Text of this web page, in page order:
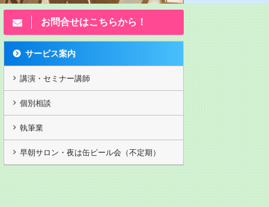
2 九州ベンチャー
チェスター竹田の
顧客戦略/感謝は態
法則 5,250円(税抜)
要な顧客戦略。一
独立起業塾 九州ベンチャー
第１回独立起業塾【私の人生逆
転起業物語】 5,250円(税抜)
DVDのみ 石村萬盛堂･石村社長
／ランチェスター経営･竹田氏
あざっす！増
へ
あざっす！ロン
目で計28刷。た
超えたか？韓国
Kindleも含めれ
お問合せはこちらから！
サービス案内
講演・セミナー講師
個別相談
執筆業
早朝サロン・夜は缶ビール会（不定期）